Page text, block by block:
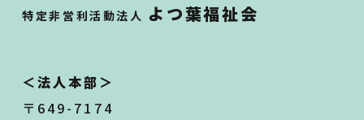
特定非営利活動法人 よつ葉福祉会
＜法人本部＞
〒649-7174